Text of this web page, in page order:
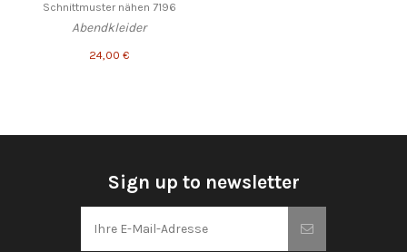
Schnittmuster nähen 7196
Abendkleider
24,00 €
Sign up to newsletter